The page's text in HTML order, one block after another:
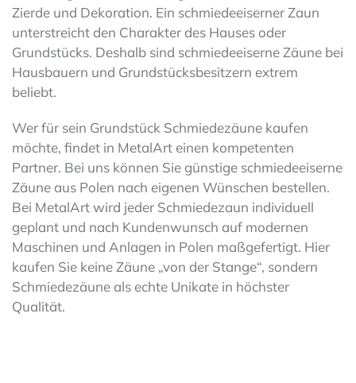
Zierde und Dekoration. Ein schmiedeeiserner Zaun
unterstreicht den Charakter des Hauses oder
Grundstücks. Deshalb sind schmiedeeiserne Zäune bei
Hausbauern und Grundstücksbesitzern extrem
beliebt.
Wer für sein Grundstück Schmiedezäune kaufen
möchte, findet in MetalArt einen kompetenten
Partner. Bei uns können Sie günstige schmiedeeiserne
Zäune aus Polen nach eigenen Wünschen bestellen.
Bei MetalArt wird jeder Schmiedezaun individuell
geplant und nach Kundenwunsch auf modernen
Maschinen und Anlagen in Polen maßgefertigt. Hier
kaufen Sie keine Zäune „von der Stange“, sondern
Schmiedezäune als echte Unikate in höchster
Qualität.